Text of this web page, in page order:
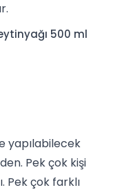
500 ml
yapılabilecek
Pek çok kişi
Pek çok farklı